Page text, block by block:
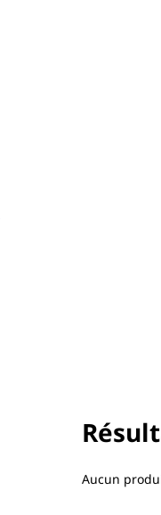
Aucun filtre
Aucun